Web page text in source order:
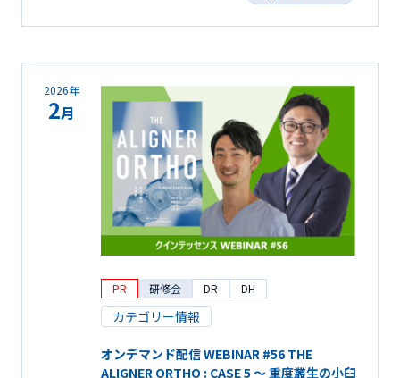
2026年
2月
PR 研修会 DR DH
カテゴリー情報
オンデマンド配信 WEBINAR #56 THE
ALIGNER ORTHO : CASE 5 ～ 重度叢生の小臼